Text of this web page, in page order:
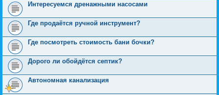
Интересуемся дренажными насосами
Где продаётся ручной инструмент?
Где посмотреть стоимость бани бочки?
Дорого ли обойдётся септик?
Автономная канализация